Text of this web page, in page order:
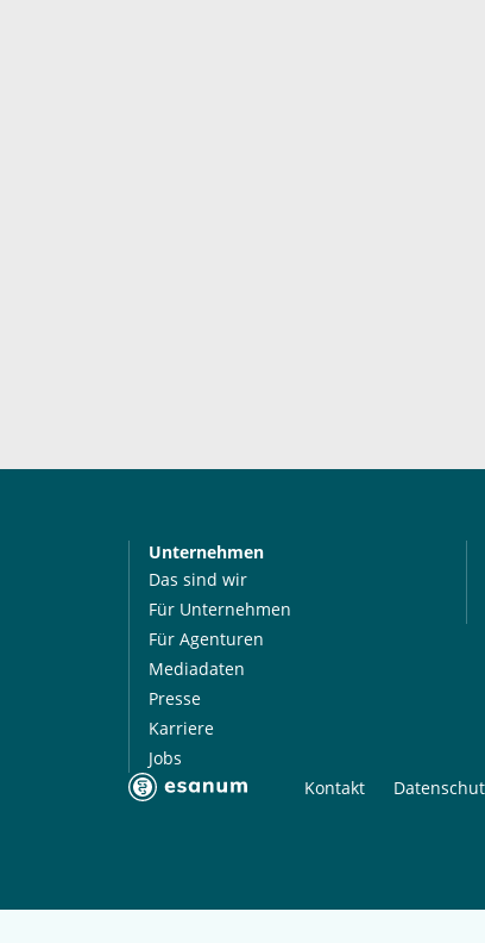
Unternehmen
Das sind wir
Für Unternehmen
Für Agenturen
Mediadaten
Presse
Karriere
Jobs
Kontakt